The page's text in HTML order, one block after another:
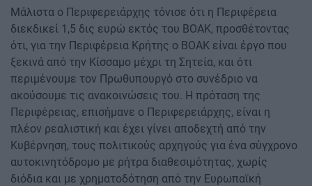
Μάλιστα ο Περιφερειάρχης τόνισε ότι η Περιφέρεια
διεκδικεί 1,5 δις ευρώ εκτός του ΒΟΑΚ, προσθέτοντας
ότι, για την Περιφέρεια Κρήτης ο ΒΟΑΚ είναι έργο που
ξεκινά από την Κίσσαμο μέχρι τη Σητεία, και ότι
περιμένουμε τον Πρωθυπουργό στο συνέδριο να
ακούσουμε τις ανακοινώσεις του. Η πρόταση της
Περιφέρειας, επισήμανε ο Περιφερειάρχης, είναι η
πλέον ρεαλιστική και έχει γίνει αποδεχτή από την
Κυβέρνηση, τους πολιτικούς αρχηγούς για ένα σύγχρονο
αυτοκινητόδρομο με ρήτρα διαθεσιμότητας, χωρίς
διόδια και με χρηματοδότηση από την Ευρωπαϊκή